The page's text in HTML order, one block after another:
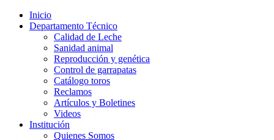
Inicio
Departamento Técnico
Calidad de Leche
Sanidad animal
Reproducción y genética
Control de garrapatas
Catálogo toros
Reclamos
Artículos y Boletines
Videos
Institución
Quienes Somos